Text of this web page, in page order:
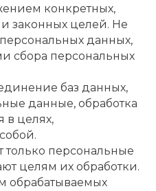
конкретных,
законных целей. Не
данных,
сбора персональных
баз данных,
данные, обработка
в целях,
только персональные
целям их обработки.
обрабатываемых